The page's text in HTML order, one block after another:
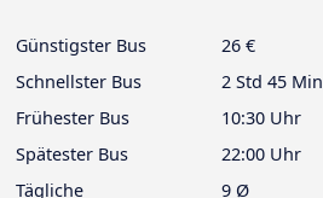
Günstigster Bus
26 €
Schnellster Bus
2 Std 45 Min
Frühester Bus
10:30 Uhr
Spätester Bus
22:00 Uhr
Tägliche
9 Ø